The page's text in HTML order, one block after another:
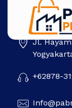
Pabrik Pesanan Tas Jl.
+62878-